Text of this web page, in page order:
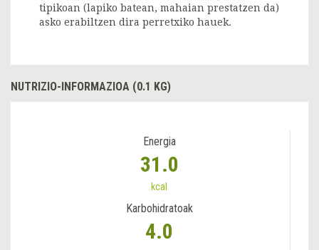
tipikoan (lapiko batean, mahaian prestatzen da)
asko erabiltzen dira perretxiko hauek.
NUTRIZIO-INFORMAZIOA (0.1 KG)
Energia
31.0
kcal
Karbohidratoak
4.0